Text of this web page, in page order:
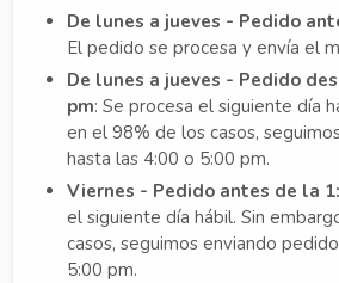
De lunes a jueves - Pedido
El pedido se procesa y envía el
De lunes a jueves - Pedido
pm: Se procesa el siguiente día
en el 98% de los casos,
hasta las 4:00 o 5:00 pm.
Viernes - Pedido antes de la
el siguiente día hábil. Sin
casos, seguimos enviando
5:00 pm.